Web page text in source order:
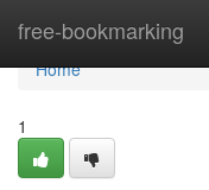
free-bookmarking
Home
Home
1